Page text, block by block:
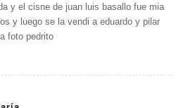
y el cisne de juan luis basallo fue mia
y luego se la vendi a eduardo y pilar
foto pedrito